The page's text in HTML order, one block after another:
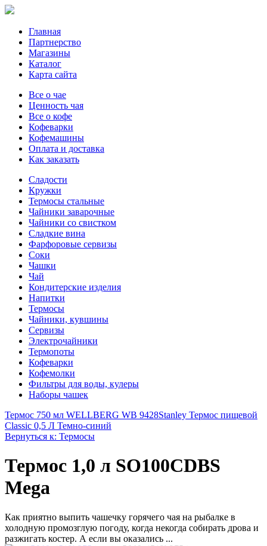
Главная
Партнерство
Магазины
Каталог
Карта сайта
Все о чае
Ценность чая
Все о кофе
Кофеварки
Кофемашины
Оплата и доставка
Как заказать
Сладости
Кружки
Термосы стальные
Чайники заварочные
Чайники со свистком
Сладкие вина
Фарфоровые сервизы
Соки
Чашки
Чай
Кондитерские изделия
Напитки
Термосы
Чайники, кувшины
Сервизы
Электрочайники
Термопоты
Кофеварки
Кофемолки
Фильтры для воды, кулеры
Наборы чашек
Термос 750 мл WELLBERG WB 9428Stanley Термос пищевой
Classic 0,5 Л Темно-синий
Вернуться к: Термосы
Термос 1,0 л SO100CDBS
Mega
Как приятно выпить чашечку горячего чая на рыбалке в
холодную промозглую погоду, когда некогда собирать дрова и
разжигать костер. А если вы оказались ...